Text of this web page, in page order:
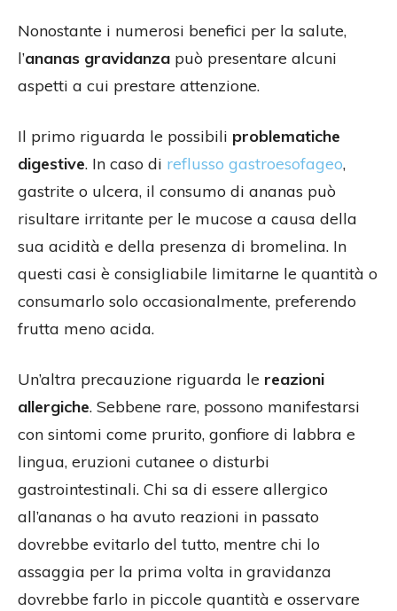
Nonostante i numerosi benefici per la salute,
l’ananas gravidanza può presentare alcuni
aspetti a cui prestare attenzione.
Il primo riguarda le possibili problematiche
digestive. In caso di reflusso gastroesofageo,
gastrite o ulcera, il consumo di ananas può
risultare irritante per le mucose a causa della
sua acidità e della presenza di bromelina. In
questi casi è consigliabile limitarne le quantità o
consumarlo solo occasionalmente, preferendo
frutta meno acida.
Un’altra precauzione riguarda le reazioni
allergiche. Sebbene rare, possono manifestarsi
con sintomi come prurito, gonfiore di labbra e
lingua, eruzioni cutanee o disturbi
gastrointestinali. Chi sa di essere allergico
all’ananas o ha avuto reazioni in passato
dovrebbe evitarlo del tutto, mentre chi lo
assaggia per la prima volta in gravidanza
dovrebbe farlo in piccole quantità e osservare